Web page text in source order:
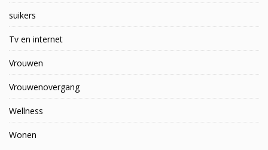
suikers
Tv en internet
Vrouwen
Vrouwenovergang
Wellness
Wonen